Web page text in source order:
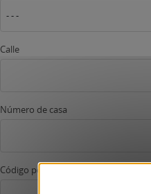
- - -
Calle
Número de casa
Código postal